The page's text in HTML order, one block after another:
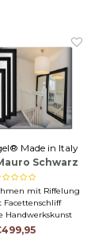
Made in Italy
Schwarz
mit Riffelung
Facettenschliff
Handwerkskunst